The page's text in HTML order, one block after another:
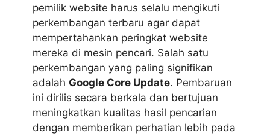
pemilik website harus selalu mengikuti
perkembangan terbaru agar dapat
mempertahankan peringkat website
mereka di mesin pencari. Salah satu
perkembangan yang paling signifikan
adalah Google Core Update. Pembaruan
ini dirilis secara berkala dan bertujuan
meningkatkan kualitas hasil pencarian
dengan memberikan perhatian lebih pada